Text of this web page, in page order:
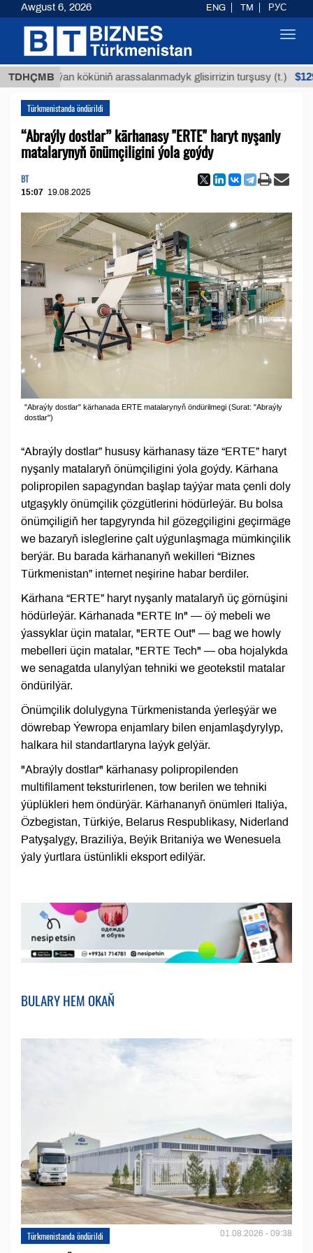
TDHÇMB
Buýan köküniň arassalanmadyk glisirrizin turşusy (t.) $12935,18
Türkmenistanda öndürildi
“Abraýly dostlar” kärhanasy "ERTE" haryt nyşanly
matalarynyň önümçiligini ýola goýdy
BT
15:07 19.08.2025
"Abraýly dostlar" kärhanada ERTE matalarynyň öndürilmegi (Surat: "Abraýly
dostlar")
“Abraýly dostlar” hususy kärhanasy täze “ERTE” haryt
nyşanly matalaryň önümçiligini ýola goýdy. Kärhana
polipropilen sapagyndan başlap taýýar mata çenli doly
utgaşykly önümçilik çözgütlerini hödürleýär. Bu bolsa
önümçiligiň her tapgyrynda hil gözegçiligini geçirmäge
we bazaryň isleglerine çalt uýgunlaşmaga mümkinçilik
berýär. Bu barada kärhananyň wekilleri “Biznes
Türkmenistan” internet neşirine habar berdiler.
Kärhana “ERTE” haryt nyşanly matalaryň üç görnüşini
hödürleýär. Kärhanada "ERTE In" — öý mebeli we
ýassyklar üçin matalar, "ERTE Out" — bag we howly
mebelleri üçin matalar, "ERTE Tech" — oba hojalykda
we senagatda ulanylýan tehniki we geotekstil matalar
öndürilýär.
Önümçilik dolulygyna Türkmenistanda ýerleşýär we
döwrebap Ýewropa enjamlary bilen enjamlaşdyrylyp,
halkara hil standartlaryna laýyk gelýär.
"Abraýly dostlar" kärhanasy polipropilenden
multifilament teksturirlenen, tow berilen we tehniki
ýüplükleri hem öndürýär. Kärhananyň önümleri Italiýa,
Özbegistan, Türkiýe, Belarus Respublikasy, Niderland
Patyşalygy, Braziliýa, Beýik Britaniýa we Wenesuela
ýaly ýurtlara üstünlikli eksport edilýär.
BULARY HEM OKAŇ
Türkmenistanda öndürildi 01.08.2026 - 09:38
Awgust 6, 2026 ENG TM РУС